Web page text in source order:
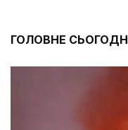
ГОЛОВНЕ